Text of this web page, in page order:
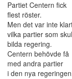
Partiet Centern fick
flest röster.
Men det var inte
vilka partier som
bilda regering.
Centern behövde få
med andra partier
i den nya